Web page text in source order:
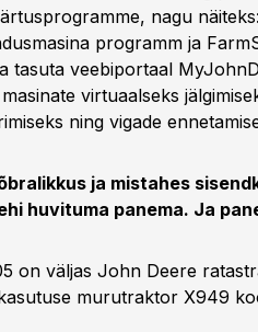
nagu näiteks:
programm ja
tasuta veebiportaal
virtuaalseks
ning vigade
ja mistahes
huvituma panema. Ja
on väljas John Deere
murutraktor X949